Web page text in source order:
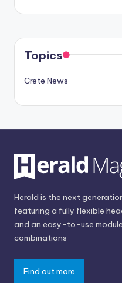
Topics
Crete News
Herald is the next
featuring a fully flexible
and an easy-to-use
combinations
Find out more